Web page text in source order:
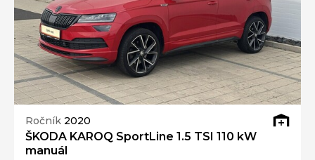
Ročník 2020
ŠKODA KAROQ SportLine 1.5 TSI 110 kW
manuál